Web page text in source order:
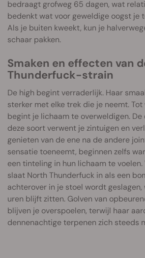
bedraagt grofweg 65 dagen, wat
bedenkt wat voor geweldige oogst je
Als je buiten kweekt, kun je
schaar pakken.
Smaken en effecten van
Thunderfuck-strain
De high begint verraderlijk. Haar
sterker met elke trek die je neemt. Tot
begint je lichaam te overweldigen.
deze soort verwent je zintuigen en
genieten van de ene na de andere
sensatie toeneemt, beginnen zelfs
een tinteling in hun lichaam te
slaat North Thunderfuck in als een
achterover in je stoel wordt geslagen,
uren blijft zitten. Golven van
blijven je overspoelen, terwijl haar
dennenachtige terpenen zich steeds